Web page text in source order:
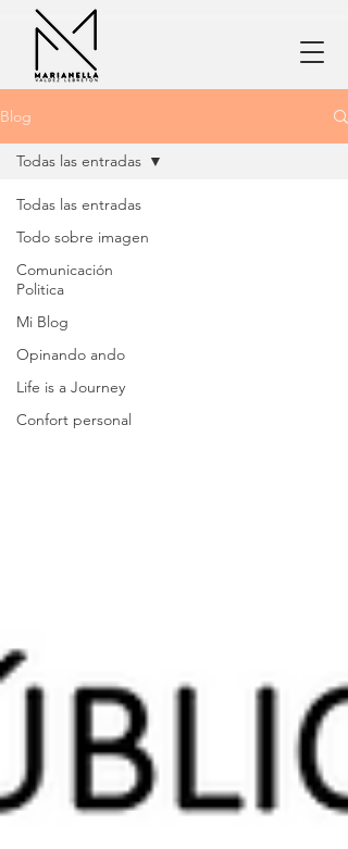
Blog
Todas las entradas
Todo sobre imagen
Comunicación
Politica
Mi Blog
Opinando ando
Life is a Journey
Confort personal
Todas las entradas